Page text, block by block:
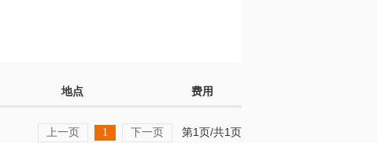
地点 费用
上一页 1 下一页 第1页/共1页